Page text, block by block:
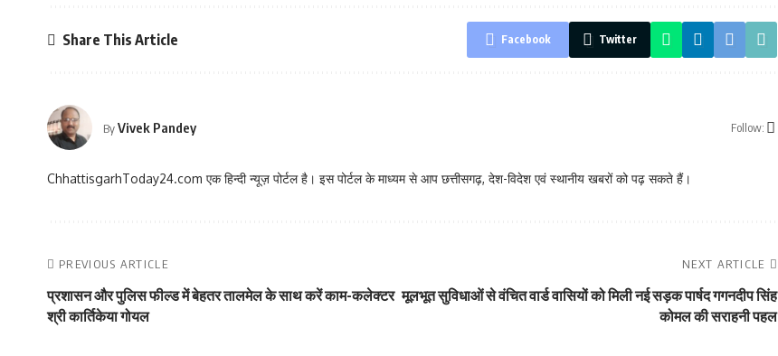
Share This Article Facebook Twitter
ByVivek Pandey Follow:
ChhattisgarhToday24.com एक हिन्दी न्यूज़ पोर्टल है। इस पोर्टल के माध्यम से आप छत्तीसगढ़, देश-विदेश एवं स्थानीय खबरों को पढ़ सकते हैं।
PREVIOUS ARTICLE
प्रशासन और पुलिस फील्ड में बेहतर तालमेल के साथ करें काम-कलेक्टर
श्री कार्तिकेया गोयल
NEXT ARTICLE
मूलभूत सुविधाओं से वंचित वार्ड वासियों को मिली नई सड़क पार्षद गगनदीप सिंह
कोमल की सराहनी पहल